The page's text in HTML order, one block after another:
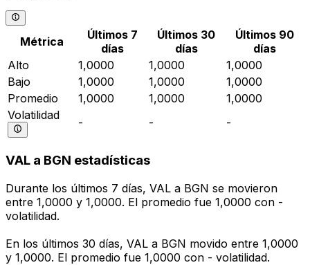
Métrica
Últimos 7
días
Últimos 30
días
Últimos 90
días
Alto
1,0000 1,0000
1,0000
Bajo
1,0000 1,0000
1,0000
Promedio
1,0000 1,0000
1,0000
Volatilidad
- - -
VAL a BGN estadísticas
Durante los últimos 7 días, VAL a BGN se movieron
entre 1,0000 y 1,0000. El promedio fue 1,0000 con -
volatilidad.
En los últimos 30 días, VAL a BGN movido entre 1,0000
y 1,0000. El promedio fue 1,0000 con - volatilidad.